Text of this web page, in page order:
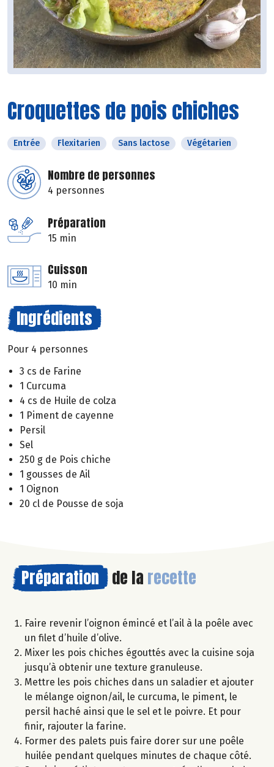
Croquettes de pois chiches
Entrée Flexitarien Sans lactose Végétarien
Nombre de personnes
4 personnes
Préparation
15 min
Cuisson
10 min
Ingrédients
Pour 4 personnes
3 cs de Farine
1 Curcuma
4 cs de Huile de colza
1 Piment de cayenne
Persil
Sel
250 g de Pois chiche
1 gousses de Ail
1 Oignon
20 cl de Pousse de soja
Préparation de la recette
Faire revenir l’oignon émincé et l’ail à la poêle avec
un filet d’huile d’olive.
Mixer les pois chiches égouttés avec la cuisine soja
jusqu’à obtenir une texture granuleuse.
Mettre les pois chiches dans un saladier et ajouter
le mélange oignon/ail, le curcuma, le piment, le
persil haché ainsi que le sel et le poivre. Et pour
finir, rajouter la farine.
Former des palets puis faire dorer sur une poêle
huilée pendant quelques minutes de chaque côté.